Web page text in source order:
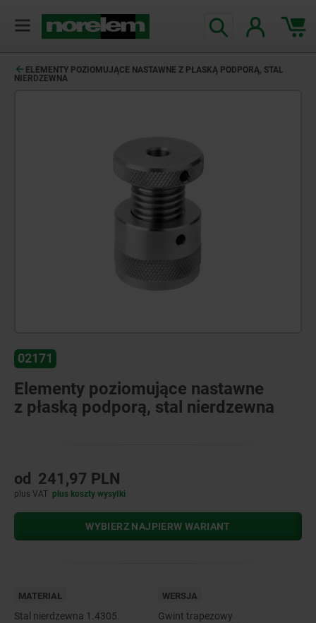
ELEMENTY POZIOMUJĄCE NASTAWNE Z PŁASKĄ PODPORĄ, STAL
NIERDZEWNA
02171
Elementy poziomujące nastawne
z płaską podporą, stal nierdzewna
od 241,97 PLN
plus VAT plus koszty wysyłki
WYBIERZ NAJPIERW WARIANT
MATERIAŁ
Stal nierdzewna 1.4305.
WERSJA
Gwint trapezowy